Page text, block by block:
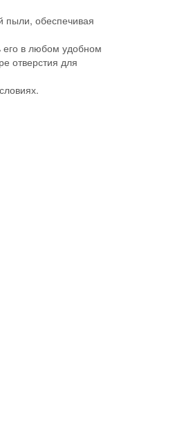
пыли, обеспечивая
его в любом удобном
отверстия для